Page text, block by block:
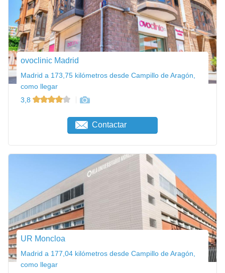
ovoclinic Madrid
Madrid a 173,75 kilómetros desde Campillo de Aragón,
como llegar
3,8
Contactar
UR Moncloa
Madrid a 177,04 kilómetros desde Campillo de Aragón,
como llegar